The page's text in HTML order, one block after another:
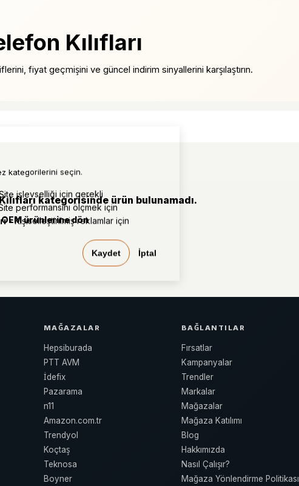
Kılıfları
fiyat geçmişini ve güncel indirim sinyallerini karşılaştırın.
kategorisinde ürün bulunamadı.
ürünlerine dön
MAĞAZALAR
Hepsiburada
PTT AVM
İdefix
Pazarama
n11
Amazon.com.tr
Trendyol
Koçtaş
Teknosa
Boyner
BAĞLANTILAR
Fırsatlar
Kampanyalar
Trendler
Markalar
Mağazalar
Mağaza Katılımı
Blog
Hakkımızda
Nasıl Çalışır?
Mağaza Yönlendirme Politikası
kategorilerini seçin.
işlevselliği için gerekli
performansını ölçmek için
- Kişiselleştirilmiş reklamlar için
Kaydet İptal